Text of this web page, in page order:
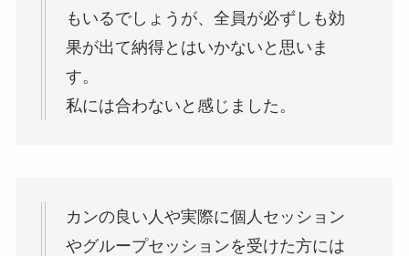
もいるでしょうが、全員が必ずしも効
果が出て納得とはいかないと思いま
す。
私には合わないと感じました。
カンの良い人や実際に個人セッション
やグループセッションを受けた方には